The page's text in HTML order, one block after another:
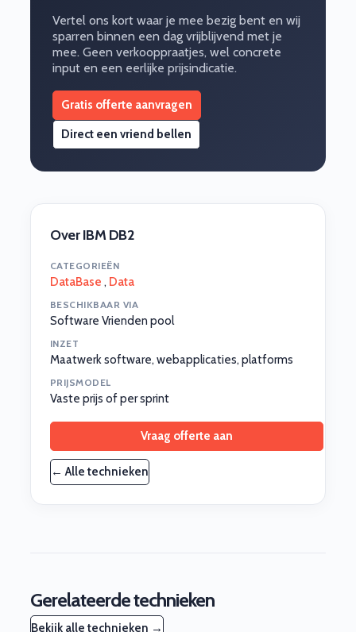
Vertel ons kort waar je mee bezig bent en wij
sparren binnen een dag vrijblijvend met je
mee. Geen verkooppraatjes, wel concrete
input en een eerlijke prijsindicatie.
Gratis offerte aanvragen
Direct een vriend bellen
Over IBM DB2
CATEGORIEËN
DataBase , Data
BESCHIKBAAR VIA
Software Vrienden pool
INZET
Maatwerk software, webapplicaties, platforms
PRIJSMODEL
Vaste prijs of per sprint
Vraag offerte aan
← Alle technieken
Gerelateerde technieken
Bekijk alle technieken →